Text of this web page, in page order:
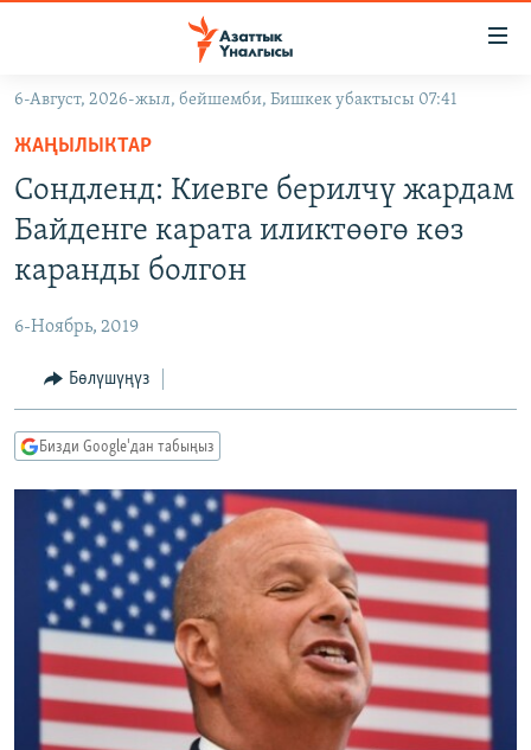
Навигацияга
өтүңүз
Издөөгө
салыңыз
МАДАНИЯТ
ДҮЙНӨ
ТВ ПРОГРАММАЛАР
БҮГҮН АЗАТТЫКТА
ДАНИСТЕ
ЭЖЕ-СИҢДИЛЕР
АЗАТТЫК+
ЫҢГАЙСЫЗ СУРООЛОР
ПОДКАСТ
Русский
ОНЛАЙН ШЕРИНЕ
ЭЕ/АРнун бардык сайттары
6-Август, 2026-жыл, бейшемби, Бишкек убактысы 07:41
ЖАҢЫЛЫКТАР
Сондленд: Киевге берилчү жардам
Байденге карата иликтөөгө көз
каранды болгон
6-Ноябрь, 2019
Бөлүшүңүз
Бизди Google'дан табыңыз